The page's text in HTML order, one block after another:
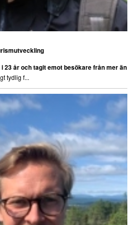
23 år och tagit emot besökare från mer än
tydlig f...